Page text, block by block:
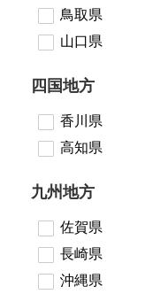
鳥取県
山口県
四国地方
香川県
高知県
九州地方
佐賀県
長崎県
沖縄県